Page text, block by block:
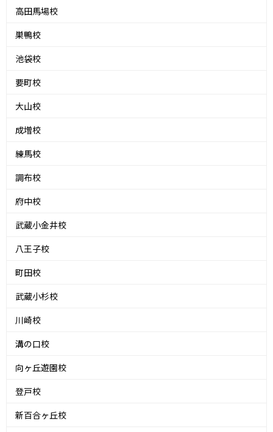
高田馬場校
巣鴨校
池袋校
要町校
大山校
成増校
練馬校
調布校
府中校
武蔵小金井校
八王子校
町田校
武蔵小杉校
川崎校
溝の口校
向ヶ丘遊園校
登戸校
新百合ヶ丘校